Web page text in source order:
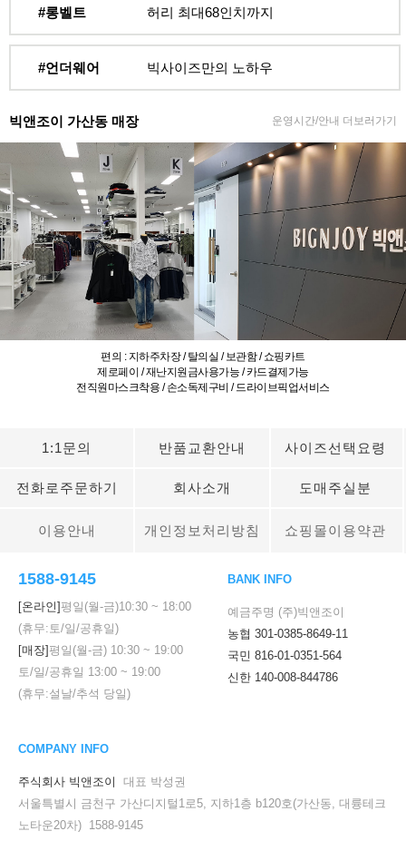
#롱벨트 허리 최대68인치까지
#언더웨어 빅사이즈만의 노하우
빅앤조이 가산동 매장 운영시간/안내 더보러가기
편의 : 지하주차장 / 탈의실 / 보관함 / 쇼핑카트
제로페이 / 재난지원금사용가능 / 카드결제가능
전직원마스크착용 / 손소독제구비 / 드라이브픽업서비스
1:1문의 반품교환안내 사이즈선택요령
전화로주문하기 회사소개 도매주실분
이용안내 개인정보처리방침 쇼핑몰이용약관
1588-9145
[온라인]평일(월-금)10:30 ~ 18:00
(휴무:토/일/공휴일)
[매장]평일(월-금) 10:30 ~ 19:00
토/일/공휴일 13:00 ~ 19:00
(휴무:설날/추석 당일)
BANK INFO
예금주명 (주)빅앤조이
농협 301-0385-8649-11
국민 816-01-0351-564
신한 140-008-844786
COMPANY INFO
주식회사 빅앤조이
대표 박성권
서울특별시 금천구 가산디지털1로5, 지하1층 b120호(가산동, 대륭테크
노타운20차) 1588-9145